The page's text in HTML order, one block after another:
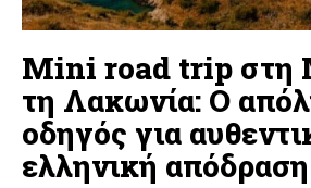
Mini road trip στη
τη Λακωνία: Ο
οδηγός για
ελληνική απόδραση